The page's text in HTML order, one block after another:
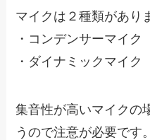
マイクは２種類があり
・コンデンサーマイク
・ダイナミックマイク
集音性が高いマイクの
うので注意が必要です。